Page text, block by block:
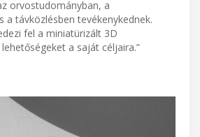
orvostudományban, a
a távközlésben tevékenykednek.
fel a miniatürizált 3D
a saját céljaira.”